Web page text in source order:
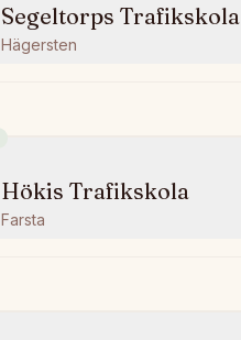
Segeltorps Trafikskola
Hägersten
Hökis Trafikskola
Farsta